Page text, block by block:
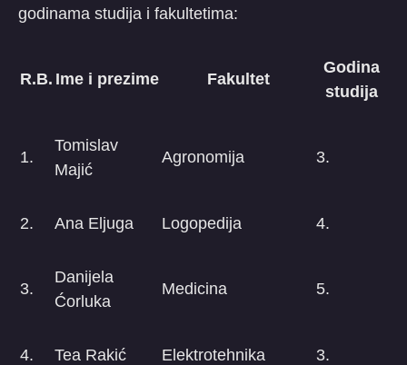
godinama studija i fakultetima:
R.B. Ime i prezime Fakultet
Godina
studija
1.
Tomislav
Majić
Agronomija 3.
2. Ana Eljuga Logopedija 4.
3.
Danijela
Ćorluka
Medicina 5.
4. Tea Rakić Elektrotehnika 3.